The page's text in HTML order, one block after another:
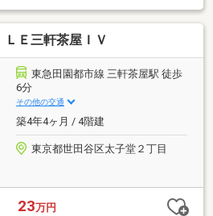
ＬＥ三軒茶屋ＩＶ
東急田園都市線 三軒茶屋駅 徒歩
6分
その他の交通
築4年4ヶ月 / 4階建
東京都世田谷区太子堂２丁目
23万円